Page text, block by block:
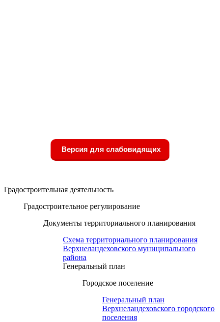
Версия для слабовидящих
Градостроительная деятельность
Градостроительное регулирование
Документы территориального планирования
Схема территориального планирования
Верхнеландеховского муниципального
района
Генеральный план
Городское поселение
Генеральный план
Верхнеландеховского городского
поселения